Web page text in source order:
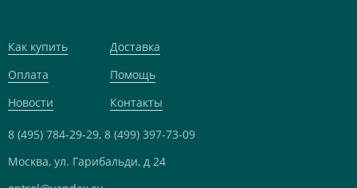
Как купить
Доставка
Оплата
Помощь
Новости
Контакты
8 (495) 784-29-29, 8 (499) 397-73-09
Москва, ул. Гарибальди, д 24